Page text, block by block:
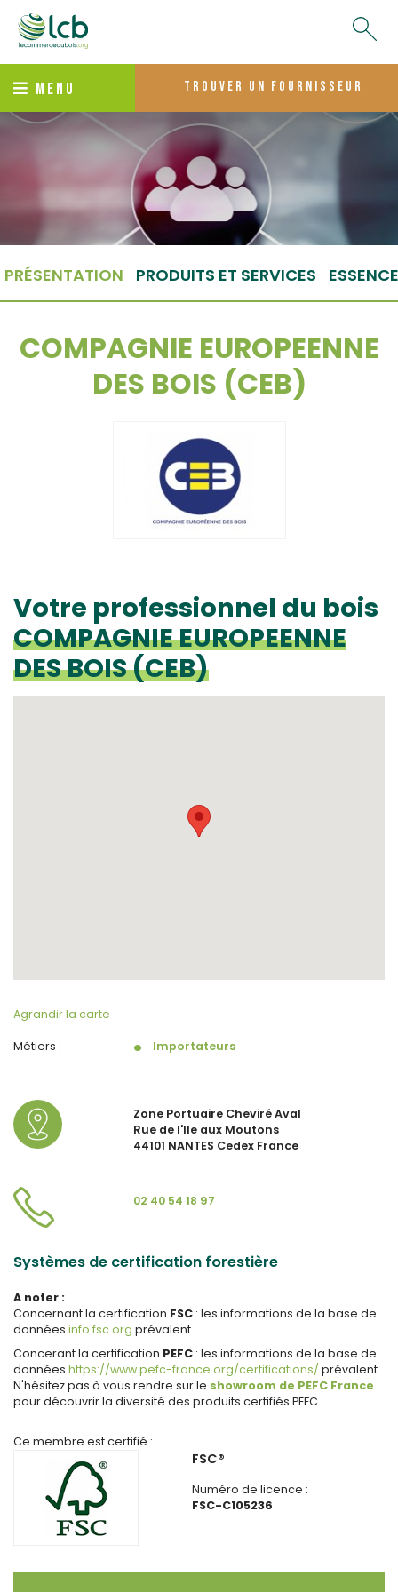
MENU trouver un fournisseur
PRÉSENTATION PRODUITS ET SERVICES
COMPAGNIE EUROPEENNE
DES BOIS (CEB)
Votre professionnel du bois
COMPAGNIE EUROPEENNE
DES BOIS (CEB)
Agrandir la carte
Métiers : Importateurs
Zone Portuaire Cheviré Aval
Rue de l'Ile aux Moutons
44101 NANTES Cedex France
02 40 54 18 97
Systèmes de certification forestière
A noter :
Concernant la certification FSC : les informations de la base de
données info.fsc.org prévalent
Concerant la certification PEFC : les informations de la base de
données https://www.pefc-france.org/certifications/ prévalent.
N'hésitez pas à vous rendre sur le showroom de PEFC France
pour découvrir la diversité des produits certifiés PEFC.
Ce membre est certifié :
FSC®
Numéro de licence :
FSC-C105236